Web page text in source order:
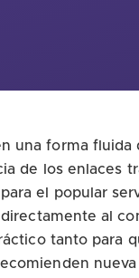
una forma
de los enlaces
el popular
al
tanto para
nueva